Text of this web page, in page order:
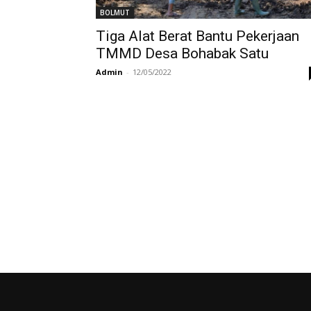
BOLMUT
Tiga Alat Berat Bantu Pekerjaan
TMMD Desa Bohabak Satu
Admin - 12/05/2022